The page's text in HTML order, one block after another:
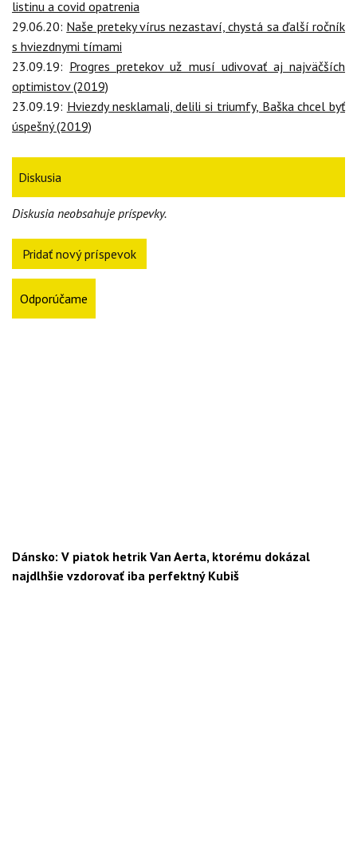
listinu a covid opatrenia
29.06.20: Naše preteky vírus nezastaví, chystá sa ďalší ročník
s hviezdnymi tímami
23.09.19: Progres pretekov už musí udivovať aj najväčších
optimistov (2019)
23.09.19: Hviezdy nesklamali, delili si triumfy, Baška chcel byť
úspešný (2019)
Diskusia
Diskusia neobsahuje príspevky.
Pridať nový príspevok
Odporúčame
Dánsko: V piatok hetrik Van Aerta, ktorému dokázal
najdlhšie vzdorovať iba perfektný Kubiš